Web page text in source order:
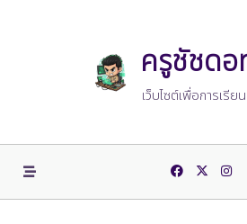
ครูชัชด
เว็บไซต์เพื่อการเรี